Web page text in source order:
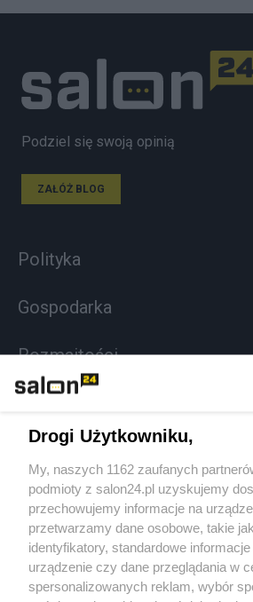
Podziel się swoją opinią
ZAŁÓŻ BLOG
Polityka
Gospodarka
Rozmaitości
Sport
Społeczeństwo
Kultura
Drogi Użytkowniku,
My, naszych 1162 zaufanych
podmioty z salon24.pl uzyskujemy
przechowujemy informacje na
przetwarzamy dane osobowe, takie
identyfikatory, standardowe
urządzenie czy dane przeglądania w
spersonalizowanych reklam, wybór